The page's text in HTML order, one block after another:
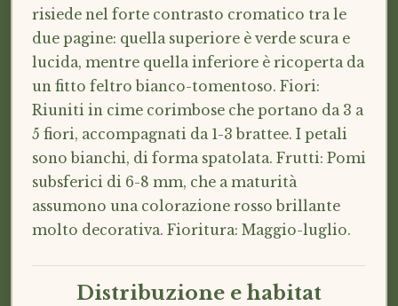
risiede nel forte contrasto cromatico tra le
due pagine: quella superiore è verde scura e
lucida, mentre quella inferiore è ricoperta da
un fitto feltro bianco-tomentoso. Fiori:
Riuniti in cime corimbose che portano da 3 a
5 fiori, accompagnati da 1-3 brattee. I petali
sono bianchi, di forma spatolata. Frutti: Pomi
subsferici di 6-8 mm, che a maturità
assumono una colorazione rosso brillante
molto decorativa. Fioritura: Maggio-luglio.
Distribuzione e habitat